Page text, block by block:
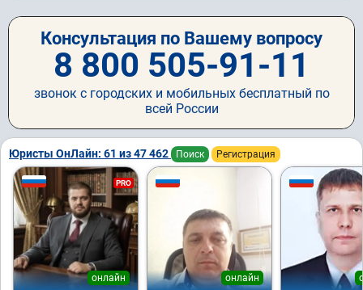
Консультация по Вашему вопросу
8 800 505-91-11
звонок с городских и мобильных бесплатный по
всей России
Юристы ОнЛайн: 61 из 47 462 Поиск Регистрация
PRO
онлайн онлайн